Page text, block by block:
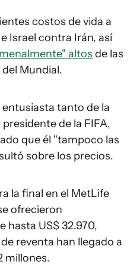
costos de vida a
Israel contra Irán, así
altos de las
Mundial.
tanto de la
de la FIFA,
que él "tampoco las
sobre los precios.
la final en el MetLife
ofrecieron
hasta US$ 32.970,
reventa han llegado a
millones.